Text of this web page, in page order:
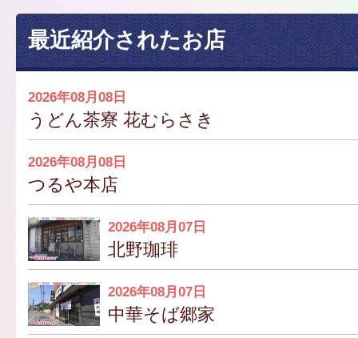
最近紹介されたお店
2026年08月08日
うどん茶寮 花むらさき
2026年08月08日
つるや本店
2026年08月07日
北野珈琲
2026年08月07日
中華そば郷家